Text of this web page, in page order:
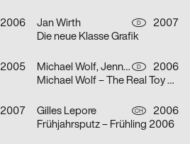
2006
Jan Wirth D
2007
Die neue Klasse Grafik
2005
Michael Wolf, Jennie Boie, Büro für Gestaltung Janssen D
2006
Michael Wolf – The Real Toy Story
2007
Gilles Lepore CH
2006
Frühjahrsputz – Frühling 2006